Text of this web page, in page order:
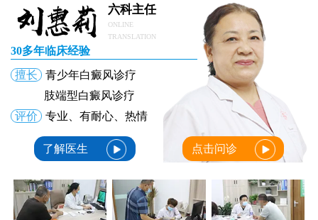
六科主任
ONLINE
TRANSLATION
30多年临床经验
擅长
青少年白癜风诊疗
肢端型白癜风诊疗
评价
专业、有耐心、热情
了解医生 点击问诊